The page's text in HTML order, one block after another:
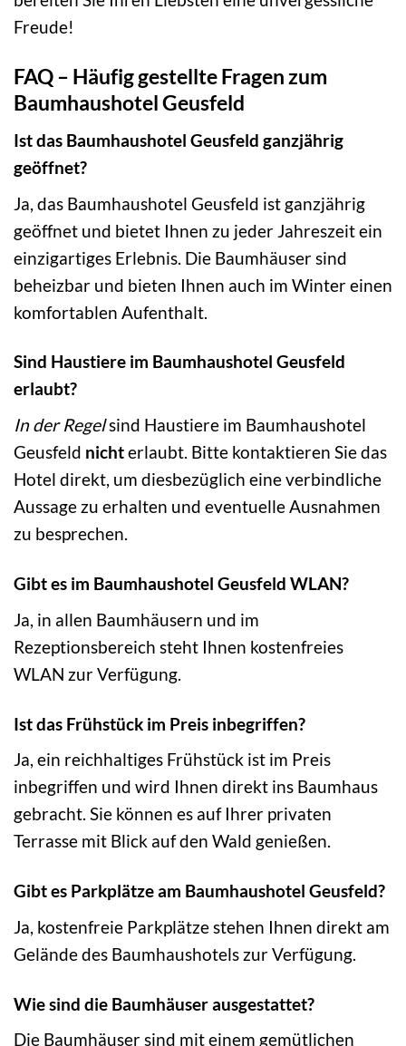
Freude!
FAQ – Häufig gestellte Fragen zum
Baumhaushotel Geusfeld
Ist das Baumhaushotel Geusfeld ganzjährig
geöffnet?
Ja, das Baumhaushotel Geusfeld ist ganzjährig
geöffnet und bietet Ihnen zu jeder Jahreszeit ein
einzigartiges Erlebnis. Die Baumhäuser sind
beheizbar und bieten Ihnen auch im Winter einen
komfortablen Aufenthalt.
Sind Haustiere im Baumhaushotel Geusfeld
erlaubt?
In der Regelsind Haustiere im Baumhaushotel
Geusfeld nichterlaubt. Bitte kontaktieren Sie das
Hotel direkt, um diesbezüglich eine verbindliche
Aussage zu erhalten und eventuelle Ausnahmen
zu besprechen.
Gibt es im Baumhaushotel Geusfeld WLAN?
Ja, in allen Baumhäusern und im
Rezeptionsbereich steht Ihnen kostenfreies
WLAN zur Verfügung.
Ist das Frühstück im Preis inbegriffen?
Ja, ein reichhaltiges Frühstück ist im Preis
inbegriffen und wird Ihnen direkt ins Baumhaus
gebracht. Sie können es auf Ihrer privaten
Terrasse mit Blick auf den Wald genießen.
Gibt es Parkplätze am Baumhaushotel Geusfeld?
Ja, kostenfreie Parkplätze stehen Ihnen direkt am
Gelände des Baumhaushotels zur Verfügung.
Wie sind die Baumhäuser ausgestattet?
Die Baumhäuser sind mit einem gemütlichen